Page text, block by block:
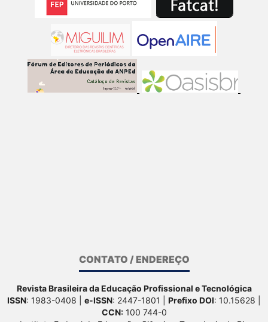
CONTATO / ENDEREÇO
Revista Brasileira da Educação Profissional e Tecnológica
ISSN: 1983-0408 | e-ISSN: 2447-1801 | Prefixo DOI: 10.15628 |
CCN:100 744-0